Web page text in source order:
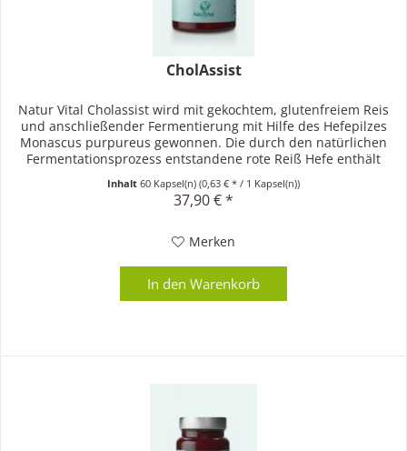
CholAssist
Natur Vital Cholassist wird mit gekochtem, glutenfreiem Reis
und anschließender Fermentierung mit Hilfe des Hefepilzes
Monascus purpureus gewonnen. Die durch den natürlichen
Fermentationsprozess entstandene rote Reiß Hefe enthält
Inhalt60 Kapsel(n)(0,63 € * / 1 Kapsel(n))
37,90 € *
Merken
In den Warenkorb